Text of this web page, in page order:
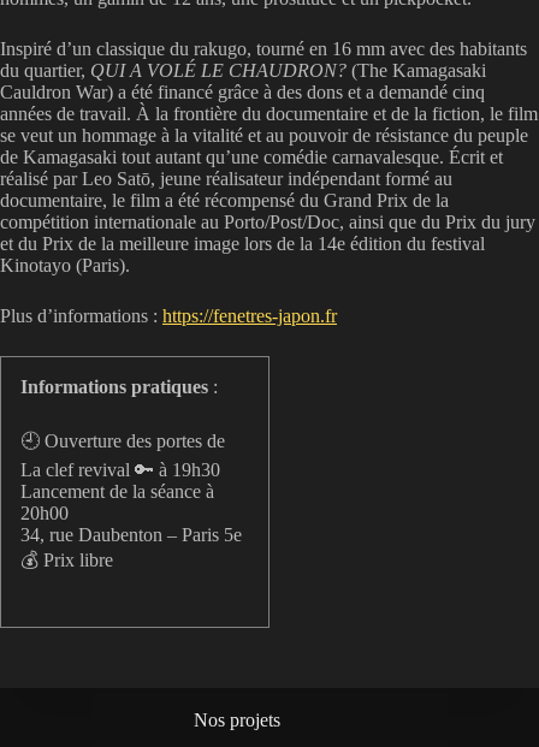
Inspiré d’un classique du rakugo, tourné en 16 mm avec des habitants
du quartier, QUI A VOLÉ LE CHAUDRON? (The Kamagasaki
Cauldron War) a été financé grâce à des dons et a demandé cinq
années de travail. À la frontière du documentaire et de la fiction, le film
se veut un hommage à la vitalité et au pouvoir de résistance du peuple
de Kamagasaki tout autant qu’une comédie carnavalesque. Écrit et
réalisé par Leo Satō, jeune réalisateur indépendant formé au
documentaire, le film a été récompensé du Grand Prix de la
compétition internationale au Porto/Post/Doc, ainsi que du Prix du jury
et du Prix de la meilleure image lors de la 14e édition du festival
Kinotayo (Paris).
Plus d’informations : https://fenetres-japon.fr
Informations pratiques :
🕘 Ouverture des portes de
La clef revival 🔑 à 19h30
Lancement de la séance à
20h00
34, rue Daubenton – Paris 5e
💰 Prix libre
Nos projets